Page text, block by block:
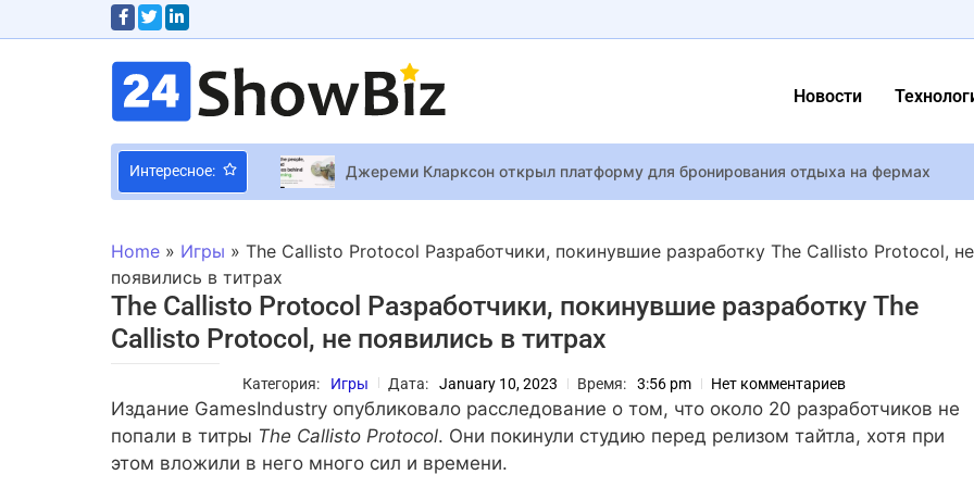
Новости
Интересное:
Джереми Кларксон открыл платформу для бронирования отдыха на фермах
Новая Fable начинается, как и оригинал – с героя-ребенка в его собственной
За настроением на стендап или спектакль? Куда сходить во Львове в декабре —
На сцене – главные: репортаж из Большого театра
Remedy с самого начала задумывала Control как RPG-франшизу, так что в
Второй сезон Cyberpunk: Edgerunners выйдет осенью — Netflix и CD Projekt RED
Home » Игры » The Callisto Protocol Разработчики, покинувшие разработку The Callisto Protocol, не
появились в титрах
The Callisto Protocol Разработчики, покинувшие разработку The
Callisto Protocol, не появились в титрах
Категория: Игры Дата: January 10, 2023 Время: 3:56 pm Нет комментариев
Издание GamesIndustry опубликовало расследование о том, что около 20 разработчиков не
попали в титры The Callisto Protocol. Они покинули студию перед релизом тайтла, хотя при
этом вложили в него много сил и времени.